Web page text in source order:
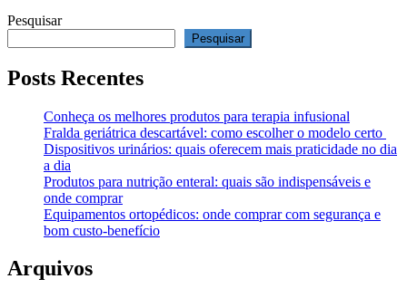
Pesquisar
Pesquisar
Posts Recentes
Conheça os melhores produtos para terapia infusional
Fralda geriátrica descartável: como escolher o modelo certo
Dispositivos urinários: quais oferecem mais praticidade no dia
a dia
Produtos para nutrição enteral: quais são indispensáveis e
onde comprar
Equipamentos ortopédicos: onde comprar com segurança e
bom custo-benefício
Arquivos